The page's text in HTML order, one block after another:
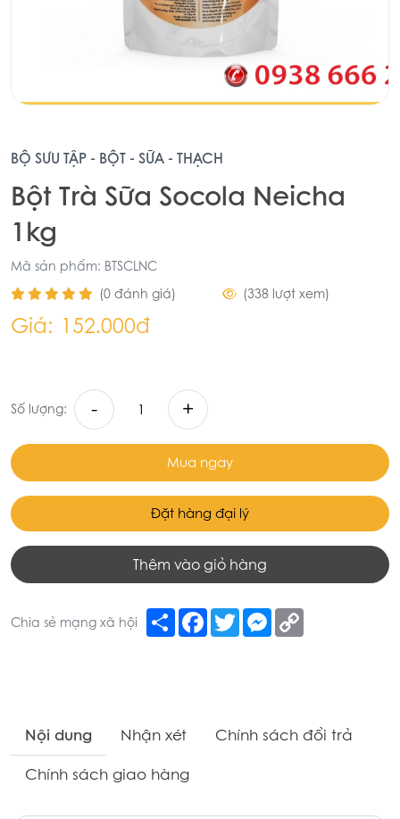
BỘ SƯU TẬP - BỘT - SỮA - THẠCH
Bột Trà Sữa Socola Neicha
1kg
Mã sản phẩm: BTSCLNC
(0 đánh giá)
(338 lượt xem)
Giá: 152.000đ
Số lượng: - +
Mua ngay
Đặt hàng đại lý
Thêm vào giỏ hàng
Chia sẻ mạng xã hội Share Facebook
TwitterMessenger
Nội dung Nhận xét
Chính sách đổi trả
Chính sách giao hàng